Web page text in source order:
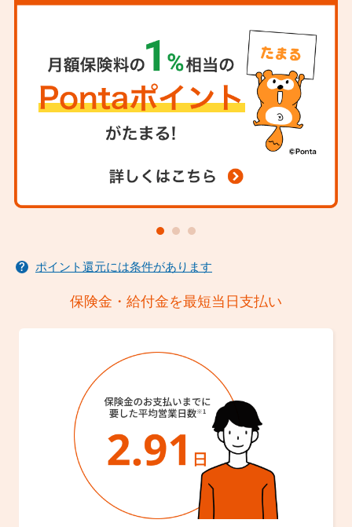
現在入院中の方、入院・手術をすすめられている方、今
までにがん（悪性新生物）にかかったことがある方
はお
また、健康状態および職業、引受保険会社のライフネッ
引き受けを制限させていただく場合がございます。
クレジットカードまたは口座の名義は契約者名義のもの
保険料払込免除
がん診断一時金の支払事由に該当した場合（あんしん・
あんしんプラスコースのみ）、将来の保険料の払込が免
申込日から3ヶ月以内にがん診断確定された場合は、ご
ライトコースの場合、がん診断一時金のお支払い後に保
お取り扱いはできません。
の3ヶ月間は保険料が発生しませんが、保険料を割り引
いているものではありません。
ポイント還元には条件があります
保険金・給付金を最短当日支払い